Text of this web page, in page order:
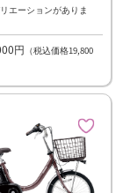
エーションがありま
円 （税込価格19,800